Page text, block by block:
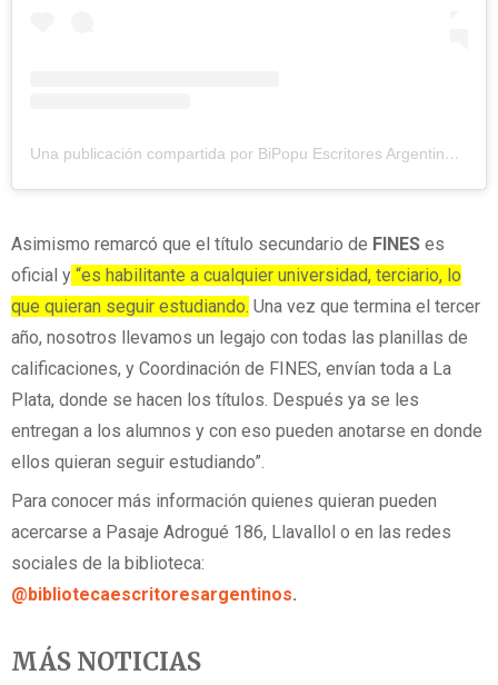
Una publicación compartida por BiPopu Escritores Argentinos 📚 (@bibliotecaescritoresargentinos)
Asimismo remarcó que el título secundario de FINES es
oficial y “es habilitante a cualquier universidad, terciario, lo
que quieran seguir estudiando. Una vez que termina el tercer
año, nosotros llevamos un legajo con todas las planillas de
calificaciones, y Coordinación de FINES, envían toda a La
Plata, donde se hacen los títulos. Después ya se les
entregan a los alumnos y con eso pueden anotarse en donde
ellos quieran seguir estudiando”.
Para conocer más información quienes quieran pueden
acercarse a Pasaje Adrogué 186, Llavallol o en las redes
sociales de la biblioteca:
@bibliotecaescritoresargentinos.
MÁS NOTICIAS